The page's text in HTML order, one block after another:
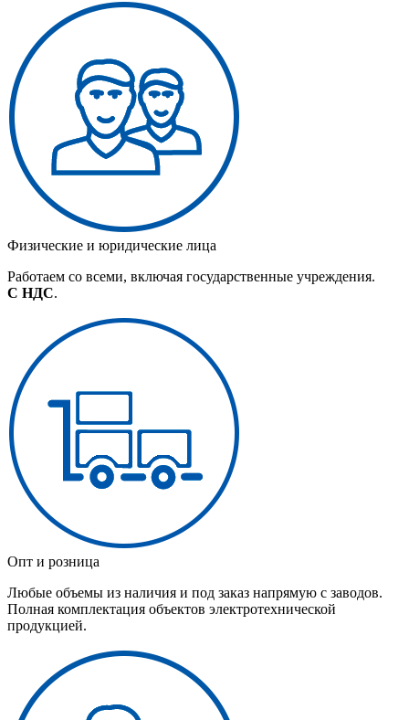
Физические и юридические лица
Работаем со всеми, включая государственные учреждения.
С НДС.
Опт и розница
Любые объемы из наличия и под заказ напрямую с заводов.
Полная комплектация объектов электротехнической
продукцией.